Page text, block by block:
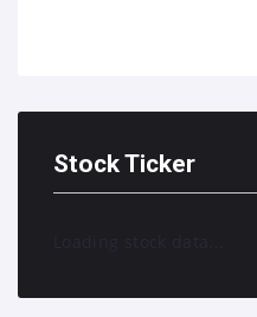
Stock Ticker
Loading stock data...